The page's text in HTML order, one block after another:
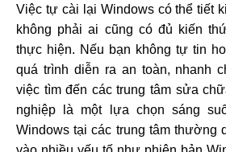
Việc tự cài lại Windows có thể tiết
không phải ai cũng có đủ kiến
thực hiện. Nếu bạn không tự tin
quá trình diễn ra an toàn, nhanh
việc tìm đến các trung tâm sửa
nghiệp là một lựa chọn sáng
Windows tại các trung tâm thường